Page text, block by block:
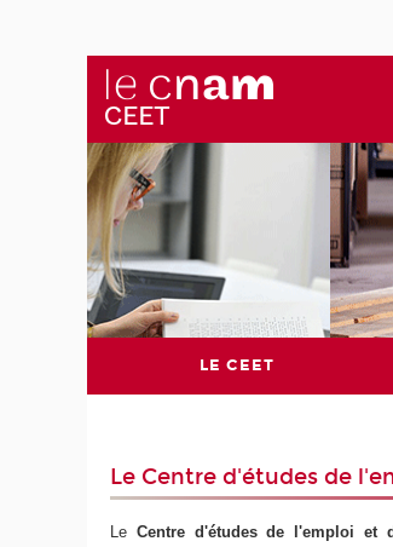
LE CEET
Le Centre d'études de
Le Centre d'études de l'emploi et